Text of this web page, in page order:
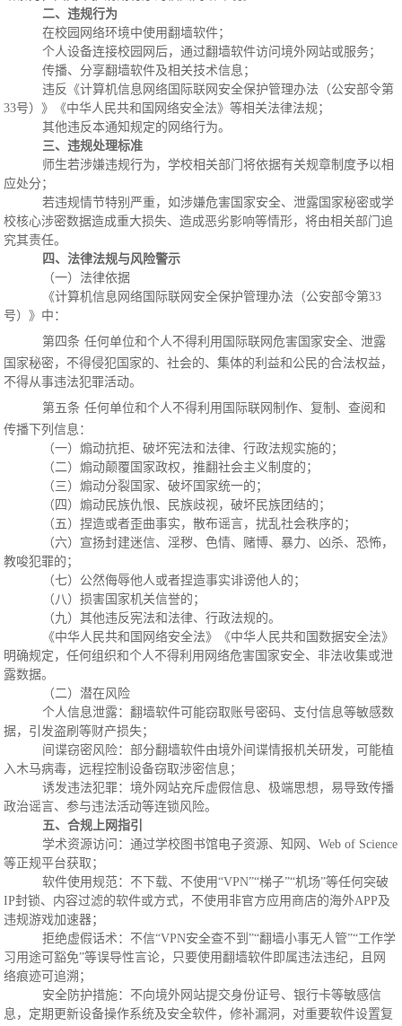
二、违规行为
在校园网络环境中使用翻墙软件；
个人设备连接校园网后，通过翻墙软件访问境外网站或服务；
传播、分享翻墙软件及相关技术信息；
违反《计算机信息网络国际联网安全保护管理办法（公安部令第
33号）》《中华人民共和国网络安全法》等相关法律法规；
其他违反本通知规定的网络行为。
三、违规处理标准
师生若涉嫌违规行为，学校相关部门将依据有关规章制度予以相
应处分；
若违规情节特别严重，如涉嫌危害国家安全、泄露国家秘密或学
校核心涉密数据造成重大损失、造成恶劣影响等情形，将由相关部门追
究其责任。
四、法律法规与风险警示
（一）法律依据
《计算机信息网络国际联网安全保护管理办法（公安部令第33
号）》中：
第四条 任何单位和个人不得利用国际联网危害国家安全、泄露
国家秘密，不得侵犯国家的、社会的、集体的利益和公民的合法权益，
不得从事违法犯罪活动。
第五条 任何单位和个人不得利用国际联网制作、复制、查阅和
传播下列信息：
（一）煽动抗拒、破坏宪法和法律、行政法规实施的；
（二）煽动颠覆国家政权，推翻社会主义制度的；
（三）煽动分裂国家、破坏国家统一的；
（四）煽动民族仇恨、民族歧视，破坏民族团结的；
（五）捏造或者歪曲事实，散布谣言，扰乱社会秩序的；
（六）宣扬封建迷信、淫秽、色情、赌博、暴力、凶杀、恐怖，
教唆犯罪的；
（七）公然侮辱他人或者捏造事实诽谤他人的；
（八）损害国家机关信誉的；
（九）其他违反宪法和法律、行政法规的。
《中华人民共和国网络安全法》《中华人民共和国数据安全法》
明确规定，任何组织和个人不得利用网络危害国家安全、非法收集或泄
露数据。
（二）潜在风险
个人信息泄露：翻墙软件可能窃取账号密码、支付信息等敏感数
据，引发盗刷等财产损失；
间谍窃密风险：部分翻墙软件由境外间谍情报机关研发，可能植
入木马病毒，远程控制设备窃取涉密信息；
诱发违法犯罪：境外网站充斥虚假信息、极端思想，易导致传播
政治谣言、参与违法活动等连锁风险。
五、合规上网指引
学术资源访问：通过学校图书馆电子资源、知网、Web of Science
等正规平台获取；
软件使用规范：不下载、不使用“VPN”“梯子”“机场”等任何突破
IP封锁、内容过滤的软件或方式，不使用非官方应用商店的海外APP及
违规游戏加速器；
拒绝虚假话术：不信“VPN安全查不到”“翻墙小事无人管”“工作学
习用途可豁免”等误导性言论，只要使用翻墙软件即属违法违纪，且网
络痕迹可追溯；
安全防护措施：不向境外网站提交身份证号、银行卡等敏感信
息，定期更新设备操作系统及安全软件，修补漏洞，对重要软件设置复